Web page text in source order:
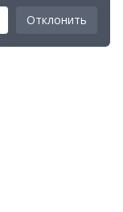
Отклонить